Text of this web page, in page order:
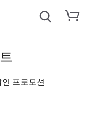
프로모션